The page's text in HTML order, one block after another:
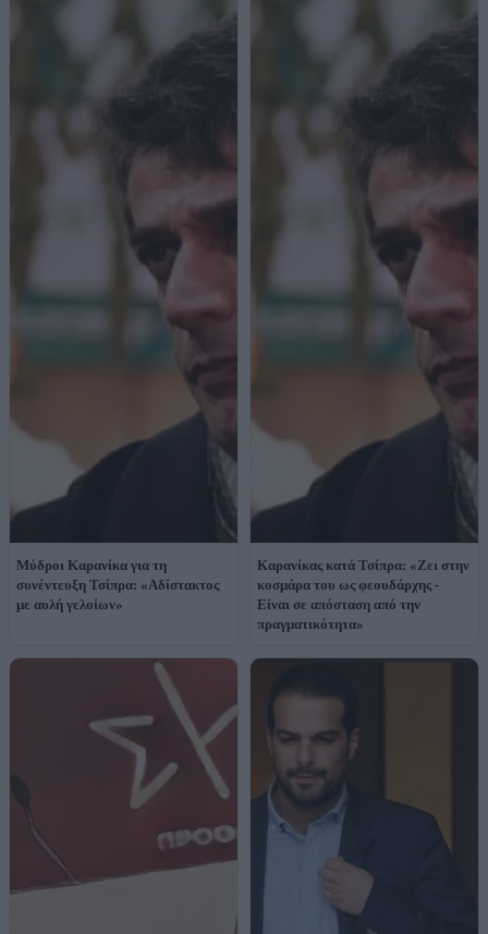
Μύδροι Καρανίκα για τη
συνέντευξη Τσίπρα: «Αδίστακτος
με αυλή γελοίων»
Καρανίκας κατά Τσίπρα: «Ζει στην
κοσμάρα του ως φεουδάρχης -
Είναι σε απόσταση από την
πραγματικότητα»